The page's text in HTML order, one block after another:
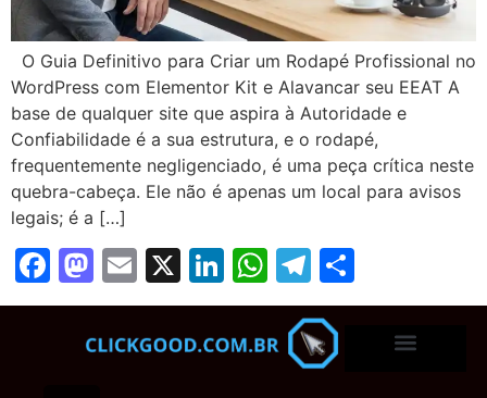
O Guia Definitivo para Criar um Rodapé Profissional no
WordPress com Elementor Kit e Alavancar seu EEAT A
base de qualquer site que aspira à Autoridade e
Confiabilidade é a sua estrutura, e o rodapé,
frequentemente negligenciado, é uma peça crítica neste
quebra-cabeça. Ele não é apenas um local para avisos
legais; é a […]
Facebook
Mastodon
Email
X LinkedIn
WhatsApp
Telegram